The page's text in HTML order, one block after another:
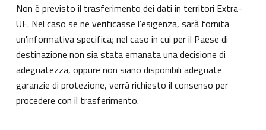
Non è previsto il trasferimento dei dati in territori Extra-
UE. Nel caso se ne verificasse l’esigenza, sarà fornita
un'informativa specifica; nel caso in cui per il Paese di
destinazione non sia stata emanata una decisione di
adeguatezza, oppure non siano disponibili adeguate
garanzie di protezione, verrà richiesto il consenso per
procedere con il trasferimento.